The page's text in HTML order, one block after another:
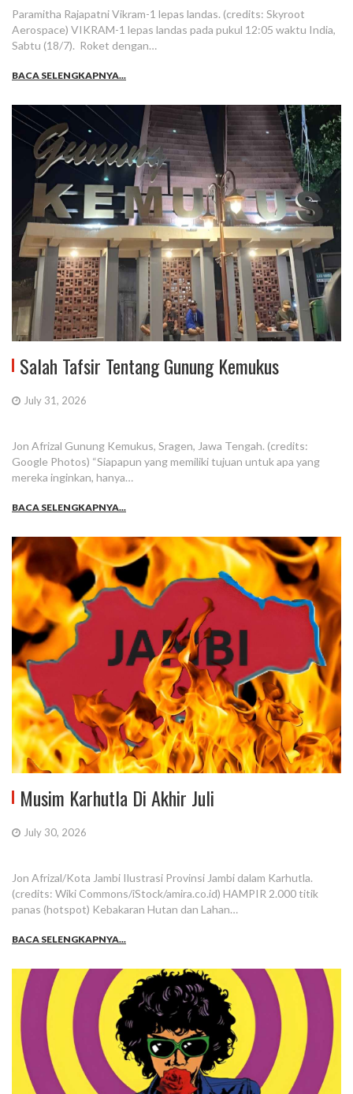
Paramitha Rajapatni Vikram-1 lepas landas. (credits: Skyroot
Aerospace) VIKRAM-1 lepas landas pada pukul 12:05 waktu India,
Sabtu (18/7). Roket dengan…
BACA SELENGKAPNYA...
Salah Tafsir Tentang Gunung Kemukus
July 31, 2026
Jon Afrizal Gunung Kemukus, Sragen, Jawa Tengah. (credits:
Google Photos) “Siapapun yang memiliki tujuan untuk apa yang
mereka inginkan, hanya…
BACA SELENGKAPNYA...
Musim Karhutla Di Akhir Juli
July 30, 2026
Jon Afrizal/Kota Jambi Ilustrasi Provinsi Jambi dalam Karhutla.
(credits: Wiki Commons/iStock/amira.co.id) HAMPIR 2.000 titik
panas (hotspot) Kebakaran Hutan dan Lahan…
BACA SELENGKAPNYA...